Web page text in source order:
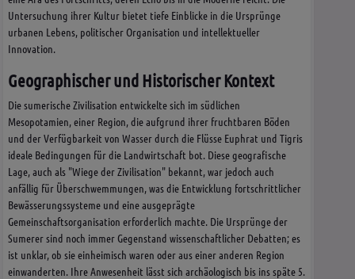
Untersuchung ihrer Kultur bietet tiefe Einblicke in die Ursprünge
urbanen Lebens, politischer Organisation und intellektueller
Innovation.
Geographischer und Historischer Kontext
Die sumerische Zivilisation entwickelte sich im südlichen
Mesopotamien, einer Region, die aufgrund ihrer fruchtbaren Böden
und der Verfügbarkeit von Wasser durch die Flüsse Euphrat und Tigris
ideale Bedingungen für die Landwirtschaft bot. Diese geografische
Lage, auch als "Wiege der Zivilisation" bekannt, war jedoch auch
anfällig für Überschwemmungen, was die Entwicklung fortschrittlicher
Bewässerungssysteme und eine ausgeprägte
Gemeinschaftsorganisation erforderlich machte. Die Ursprünge der
Sumerer sind noch immer Gegenstand wissenschaftlicher Debatten; es
ist unklar, ob sie einheimisch waren oder aus einer anderen Region
einwanderten. Ihre Anwesenheit lässt sich archäologisch bis ins späte 5.